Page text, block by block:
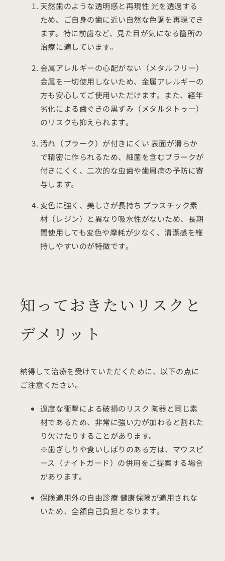
天然歯のような透明感と再現性 光を透過する
ため、ご自身の歯に近い自然な色調を再現でき
ます。特に前歯など、見た目が気になる箇所の
治療に適しています。
金属アレルギーの心配がない（メタルフリー）
金属を一切使用しないため、金属アレルギーの
方も安心してご使用いただけます。また、経年
劣化による歯ぐきの黒ずみ（メタルタトゥー）
のリスクも抑えられます。
汚れ（プラーク）が付きにくい 表面が滑らか
で精密に作られるため、細菌を含むプラークが
付きにくく、二次的な虫歯や歯周病の予防に寄
与します。
変色に強く、美しさが長持ち プラスチック素
材（レジン）と異なり吸水性がないため、長期
間使用しても変色や摩耗が少なく、清潔感を維
持しやすいのが特徴です。
知っておきたいリスクと
デメリット
納得して治療を受けていただくために、以下の点に
ご注意ください。
過度な衝撃による破損のリスク 陶器と同じ素
材であるため、非常に強い力が加わると割れた
り欠けたりすることがあります。
※歯ぎしりや食いしばりのある方は、マウスピ
ース（ナイトガード）の併用をご提案する場合
があります。
保険適用外の自由診療 健康保険が適用されな
いため、全額自己負担となります。